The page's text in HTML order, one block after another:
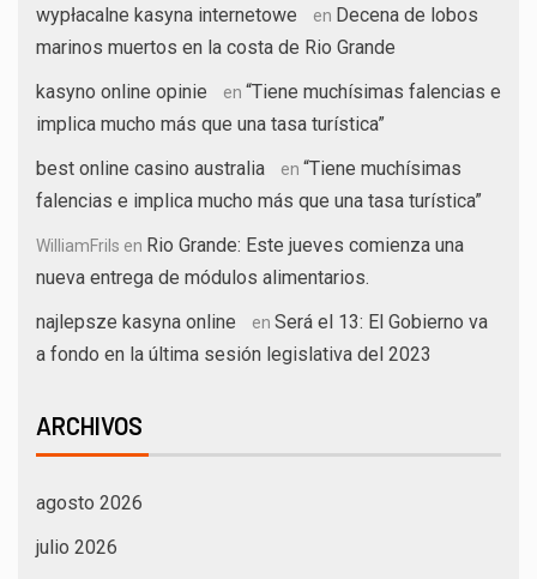
wypłacalne kasyna internetowe en Decena de lobos
marinos muertos en la costa de Rio Grande
kasyno online opinie
en “Tiene muchísimas falencias e
implica mucho más que una tasa turística”
best online casino australia
en “Tiene muchísimas
falencias e implica mucho más que una tasa turística”
WilliamFrils en Rio Grande: Este jueves comienza una
nueva entrega de módulos alimentarios.
najlepsze kasyna online
en Será el 13: El Gobierno va
a fondo en la última sesión legislativa del 2023
ARCHIVOS
agosto 2026
julio 2026